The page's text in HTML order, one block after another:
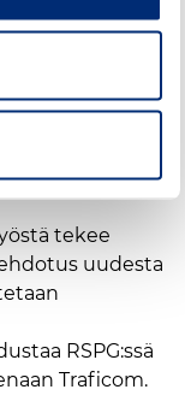
ja
Lisäksi ryhmä
tekee
uudesta
RSPG:ssä
Traficom.